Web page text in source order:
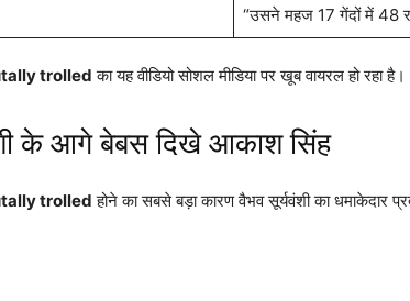
“उसने महज 17 गेंदों में 48
trolled का यह वीडियो सोशल मीडिया पर खूब वायरल हो रहा है।
के आगे बेबस दिखे आकाश सिंह
trolled होने का सबसे बड़ा कारण वैभव सूर्यवंशी का धमाकेदार